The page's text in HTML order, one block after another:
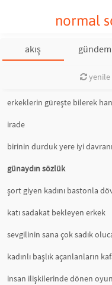
normal
akış gündem
yenile
erkeklerin güreşte bilerek
irade
birinin durduk yere iyi
günaydın sözlük
şort giyen kadını bastonla
katı sadakat bekleyen erkek
sevgilinin sana çok sadık
kadınlı başlık açanlanların
insan ilişkilerinde dönen